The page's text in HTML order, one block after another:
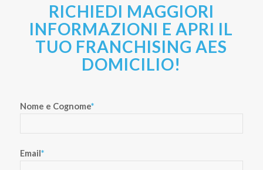
RICHIEDI MAGGIORI
INFORMAZIONI E APRI IL
TUO FRANCHISING AES
DOMICILIO!
Nome e Cognome*
Email*